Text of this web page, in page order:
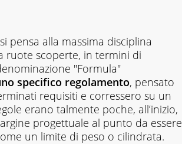
pensa alla massima disciplina
ruote scoperte, in termini di
"Formula"
specifico regolamento, pensato
requisiti e corressero su un
erano talmente poche, all’inizio,
progettuale al punto da essere
un limite di peso o cilindrata.